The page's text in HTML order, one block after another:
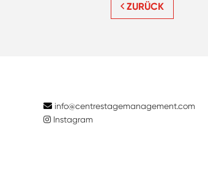
ZURÜCK
info@centrestagemanagement.com
Instagram